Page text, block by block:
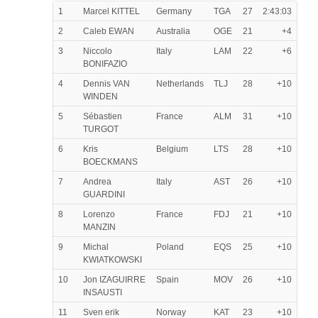
1 Marcel KITTEL Germany TGA 27
2:43:03
2
Caleb EWAN Australia OGE 21
+4
3
Niccolo
BONIFAZIO
Italy LAM 22 +6
4
Dennis VAN
WINDEN
Netherlands TLJ 28 +10
5
Sébastien
TURGOT
France ALM 31 +10
6
Kris
BOECKMANS
Belgium LTS 28 +10
7
Andrea
GUARDINI
Italy AST 26 +10
8
Lorenzo
MANZIN
France FDJ 21 +10
9
Michal
KWIATKOWSKI
Poland EQS 25 +10
10
Jon IZAGUIRRE
INSAUSTI
Spain MOV 26 +10
11
Sven erik
Norway KAT 23 +10